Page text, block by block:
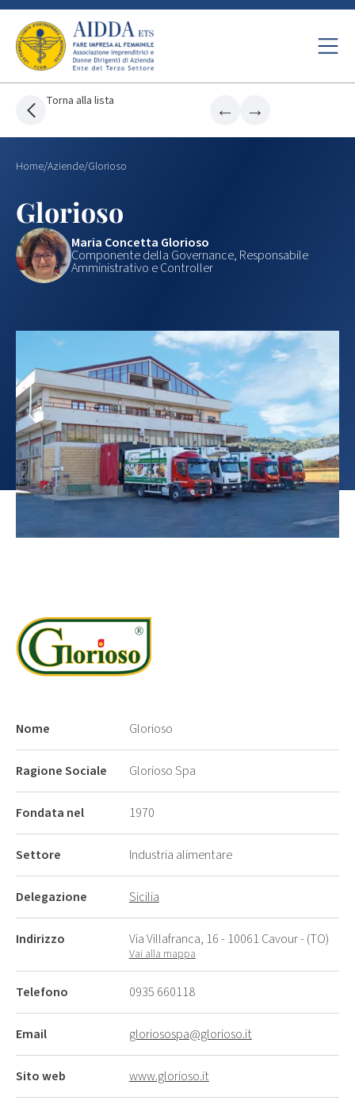
Torna alla lista ← →
Home/Aziende/Glorioso
Glorioso
Maria Concetta Glorioso
Componente della Governance, Responsabile
Amministrativo e Controller
Nome Glorioso
Ragione Sociale Glorioso Spa
Fondata nel 1970
Settore Industria alimentare
Delegazione Sicilia
Indirizzo Via Villafranca, 16 - 10061 Cavour - (TO)
Vai alla mappa
Telefono 0935 660118
Email gloriosospa@glorioso.it
Sito web www.glorioso.it